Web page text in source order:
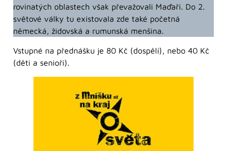
rovinatých oblastech však převažovali Maďaři. Do 2.
světové války tu existovala zde také početná
německá, židovská a rumunská menšina.
Vstupné na přednášku je 80 Kč (dospělí), nebo 40 Kč
(děti a senioři).